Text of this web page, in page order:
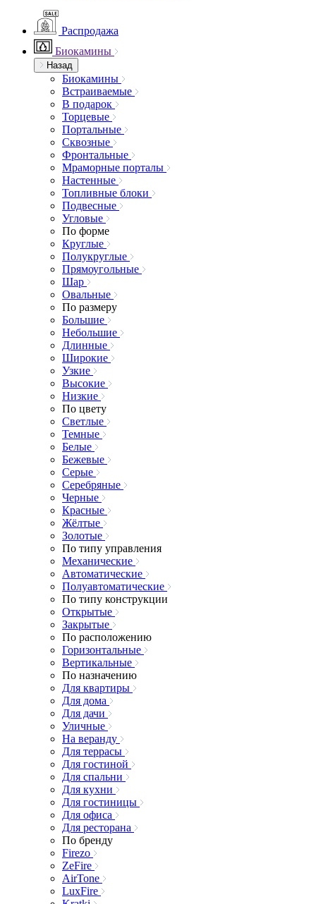
Распродажа
Биокамины
Назад
Биокамины
Встраиваемые
В подарок
Торцевые
Портальные
Сквозные
Фронтальные
Мраморные порталы
Настенные
Топливные блоки
Подвесные
Угловые
По форме
Круглые
Полукруглые
Прямоугольные
Шар
Овальные
По размеру
Большие
Небольшие
Длинные
Широкие
Узкие
Высокие
Низкие
По цвету
Светлые
Темные
Белые
Бежевые
Серые
Серебряные
Черные
Красные
Жёлтые
Золотые
По типу управления
Механические
Автоматические
Полуавтоматические
По типу конструкции
Открытые
Закрытые
По расположению
Горизонтальные
Вертикальные
По назначению
Для квартиры
Для дома
Для дачи
Уличные
На веранду
Для террасы
Для гостиной
Для спальни
Для кухни
Для гостиницы
Для офиса
Для ресторана
По бренду
Firezo
ZeFire
AirTone
LuxFire